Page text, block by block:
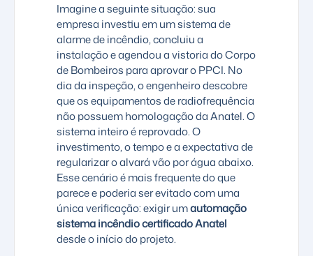
Imagine a seguinte situação: sua
empresa investiu em um sistema de
alarme de incêndio, concluiu a
instalação e agendou a vistoria do Corpo
de Bombeiros para aprovar o PPCI. No
dia da inspeção, o engenheiro descobre
que os equipamentos de radiofrequência
não possuem homologação daAnatel. O
sistema inteiro é reprovado. O
investimento, o tempo e a expectativa de
regularizar o alvará vão por água abaixo.
Esse cenário é mais frequente do que
parece e poderia ser evitado com uma
única verificação: exigir umautomação
sistema incêndio certificado Anatel
desde o início do projeto.